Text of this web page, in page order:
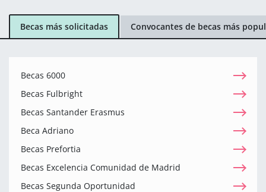
Becas más solicitadas Convocantes de becas más
Becas 6000
Becas Fulbright
Becas Santander Erasmus
Beca Adriano
Becas Prefortia
Becas Excelencia Comunidad de Madrid
Becas Segunda Oportunidad